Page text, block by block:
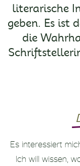
literarische
geben. Es ist
die
Es interessiert
lch will wissen,